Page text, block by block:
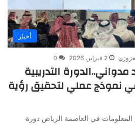
أخبار
2 فبراير، 2026 0
التدريبية
نموذج عملي لتحقيق رؤية
المعلومات في العاصمة الرياض دورة